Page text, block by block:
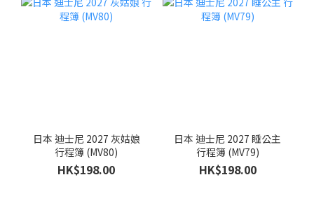
日本 迪士尼 2027 灰姑娘
行程簿 (MV80)
HK$198.00
日本 迪士尼 2027 睡公主
行程簿 (MV79)
HK$198.00